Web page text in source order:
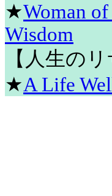
★Woman
Wisdom
【人生の
★A Life